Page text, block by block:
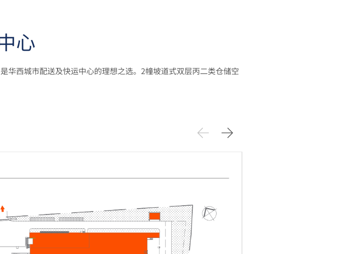
心
华西城市配送及快运中心的理想之选。2幢坡道式双层丙二类仓储空